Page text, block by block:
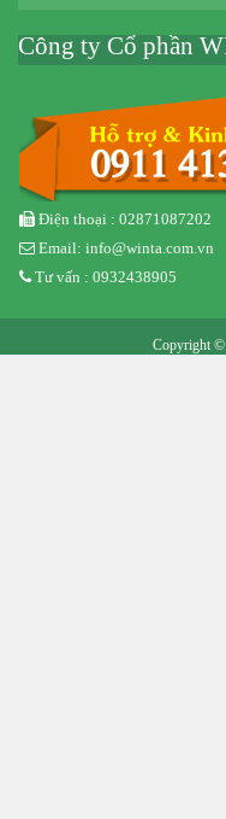
Công ty Cổ phần
Điện thoại : 02871087202
Email: info@winta.com.vn
Tư vấn : 0932438905
Copyright ©